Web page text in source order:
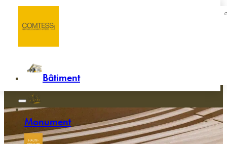
Passer au contenu principal
Bâtiment
Monument
Lambris et sous-bassements